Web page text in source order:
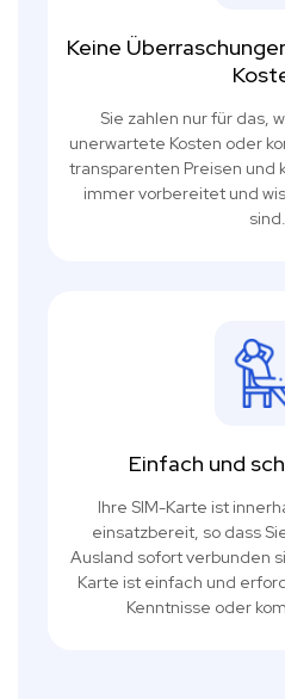
Keine
Sie zahlen nur für das,
unerwartete Kosten oder
transparenten Preisen und
immer vorbereitet und
sind.
Einfach und
Ihre SIM-Karte ist
einsatzbereit, so dass
Ausland sofort verbunden
Karte ist einfach und
Kenntnisse oder